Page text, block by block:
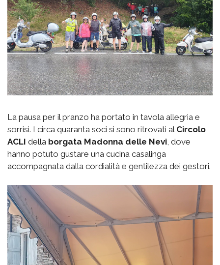
La pausa per il pranzo ha portato in tavola allegria e
sorrisi. I circa quaranta soci si sono ritrovati al Circolo
ACLI della borgata Madonna delle Nevi, dove
hanno potuto gustare una cucina casalinga
accompagnata dalla cordialità e gentilezza dei gestori.